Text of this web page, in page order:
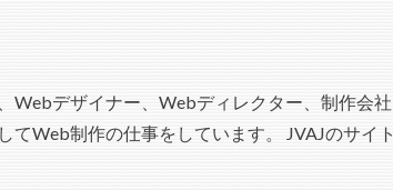
Webデザイナー、Webディレクター、制作会社
Web制作の仕事をしています。 JVAJのサイト